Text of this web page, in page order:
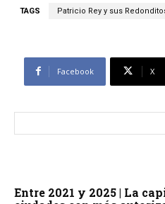
TAGS Patricio Rey y sus
Facebook X
Entre 2021 y 2025 | La